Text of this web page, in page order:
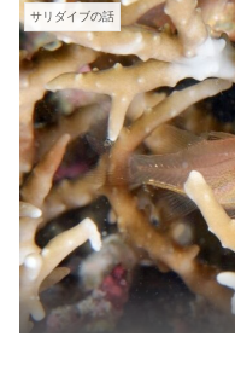
サリダイブの話